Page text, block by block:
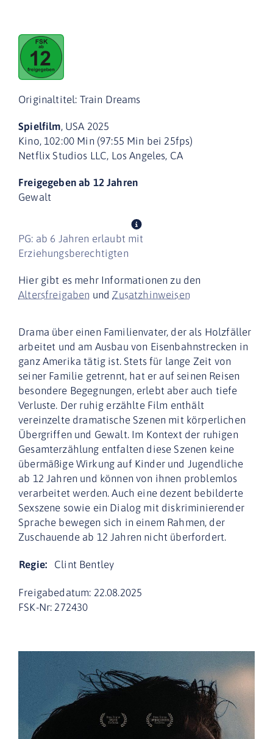
Originaltitel: Train Dreams
Spielfilm, USA 2025
Kino, 102:00 Min (97:55 Min bei 25fps)
Netflix Studios LLC, Los Angeles, CA
Freigegeben ab 12 Jahren
Gewalt
PG: ab 6 Jahren erlaubt mit
Erziehungsberechtigten
Hier gibt es mehr Informationen zu den
Altersfreigaben und Zusatzhinweisen
Drama über einen Familienvater, der als Holzfäller
arbeitet und am Ausbau von Eisenbahnstrecken in
ganz Amerika tätig ist. Stets für lange Zeit von
seiner Familie getrennt, hat er auf seinen Reisen
besondere Begegnungen, erlebt aber auch tiefe
Verluste. Der ruhig erzählte Film enthält
vereinzelte dramatische Szenen mit körperlichen
Übergriffen und Gewalt. Im Kontext der ruhigen
Gesamterzählung entfalten diese Szenen keine
übermäßige Wirkung auf Kinder und Jugendliche
ab 12 Jahren und können von ihnen problemlos
verarbeitet werden. Auch eine dezent bebilderte
Sexszene sowie ein Dialog mit diskriminierender
Sprache bewegen sich in einem Rahmen, der
Zuschauende ab 12 Jahren nicht überfordert.
Regie: Clint Bentley
Freigabedatum: 22.08.2025
FSK-Nr: 272430